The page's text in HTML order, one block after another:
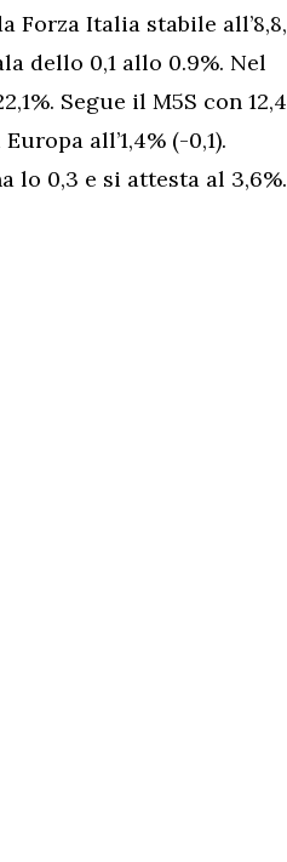
Forza Italia stabile all’8,8,
dello 0,1 allo 0.9%. Nel
Segue il M5S con 12,4
all’1,4% (-0,1).
lo 0,3 e si attesta al 3,6%.